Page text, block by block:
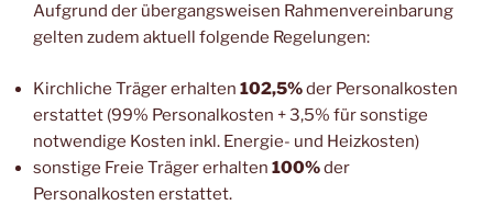
Aufgrund der übergangsweisen Rahmenvereinbarung
gelten zudem aktuell folgende Regelungen:
Kirchliche Träger erhalten 102,5%der Personalkosten
erstattet (99% Personalkosten + 3,5% für sonstige
notwendige Kosten inkl. Energie- und Heizkosten)
sonstige Freie Träger erhalten 100%der
Personalkosten erstattet.